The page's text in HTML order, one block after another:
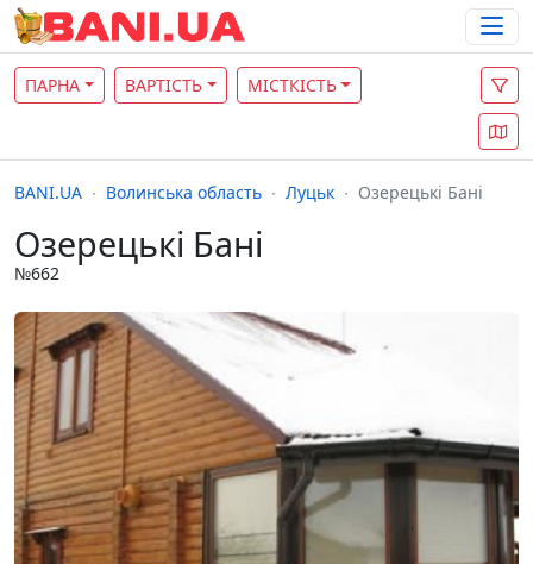
ПАРНА ВАРТІСТЬ МІСТКІСТЬ
BANI.UA Волинська область Луцьк Озерецькі Бані
Озерецькі Бані
№662